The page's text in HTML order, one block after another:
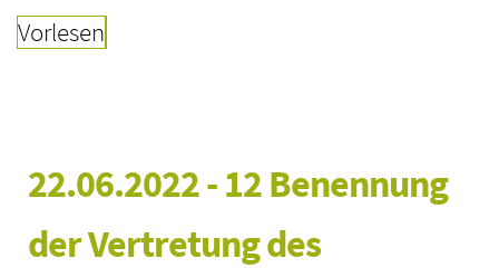
Vorlesen
22.06.2022 - 12 Benennung
der Vertretung des